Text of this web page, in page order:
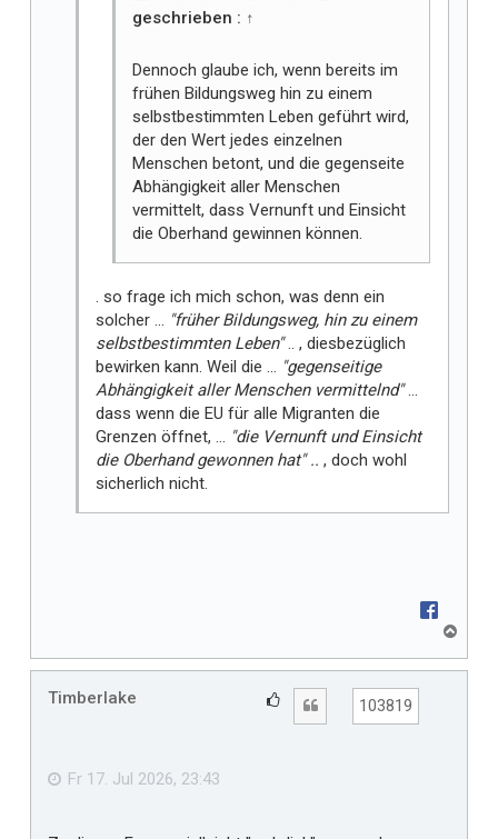
geschrieben : ↑
Dennoch glaube ich, wenn bereits im
frühen Bildungsweg hin zu einem
selbstbestimmten Leben geführt wird,
der den Wert jedes einzelnen
Menschen betont, und die gegenseite
Abhängigkeit aller Menschen
vermittelt, dass Vernunft und Einsicht
die Oberhand gewinnen können.
. so frage ich mich schon, was denn ein
solcher ... "früher Bildungsweg, hin zu einem
selbstbestimmten Leben".. , diesbezüglich
bewirken kann. Weil die ... "gegenseitige
Abhängigkeit aller Menschen vermittelnd"...
dass wenn die EU für alle Migranten die
Grenzen öffnet, ... "die Vernunft und Einsicht
die Oberhand gewonnen hat" .. , doch wohl
sicherlich nicht.
c
Timberlake 103819
Fr 17. Jul 2026, 23:43